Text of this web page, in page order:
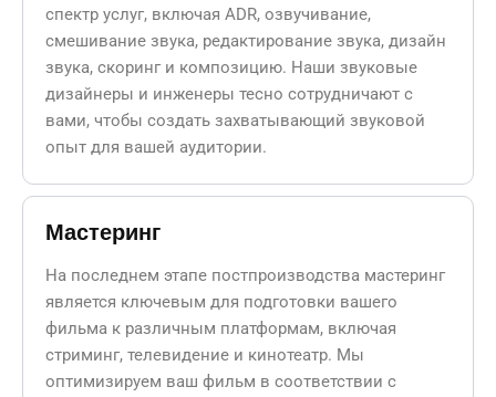
спектр услуг, включая ADR, озвучивание,
смешивание звука, редактирование звука, дизайн
звука, скоринг и композицию. Наши звуковые
дизайнеры и инженеры тесно сотрудничают с
вами, чтобы создать захватывающий звуковой
опыт для вашей аудитории.
Мастеринг
На последнем этапе постпроизводства мастеринг
является ключевым для подготовки вашего
фильма к различным платформам, включая
стриминг, телевидение и кинотеатр. Мы
оптимизируем ваш фильм в соответствии с